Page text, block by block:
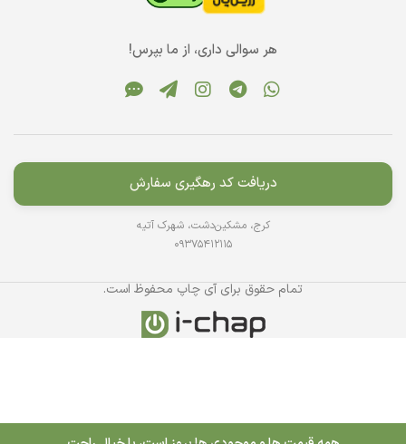
هر سوالی داری، از ما بپرس!
دریافت کد رهگیری سفارش
کرج، مشکین‌دشت، شهرک آتیه
09375412115
تمام حقوق برای آی چاپ محفوظ است.